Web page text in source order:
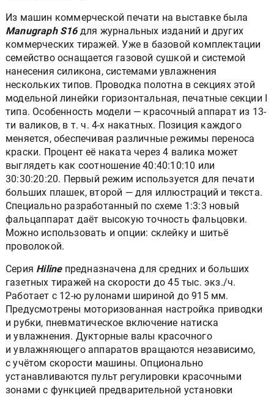
Из машин коммерческой печати на выставке была
Manugraph S16для журнальных изданий и других
коммерческих тиражей. Уже в базовой комплектации
семейство оснащается газовой сушкой и системой
нанесения силикона, системами увлажнения
нескольких типов. Проводка полотна в секциях этой
модельной линейки горизонтальная, печатные секции I
типа. Особенность модели — красочный аппарат из 13-
ти валиков, в т. ч. 4-х накатных. Позиция каждого
меняется, обеспечивая различные режимы переноса
краски. Процент её наката через 4 валика может
выглядеть как соотношение 40:40:10:10 или
30:30:20:20. Первый режим используется для печати
больших плашек, второй — для иллюстраций и текста.
Специально разработанный по схеме 1:3:3 новый
фальцаппарат даёт высокую точность фальцовки.
Можно использовать и опции: склейку и шитьё
проволокой.
Серия Hilineпредназначена для средних и больших
газетных тиражей на скорости до 45 тыс. экз./ч.
Работает с 12-ю рулонами шириной до 915 мм.
Предусмотрены моторизованная настройка приводки
и рубки, пневматическое включение натиска
и увлажнения. Дукторные валы красочного
и увлажняющего аппаратов вращаются независимо,
с учётом скорости машины. Опционально
устанавливаются пульт регулировки красочными
зонами с функцией предварительной установки